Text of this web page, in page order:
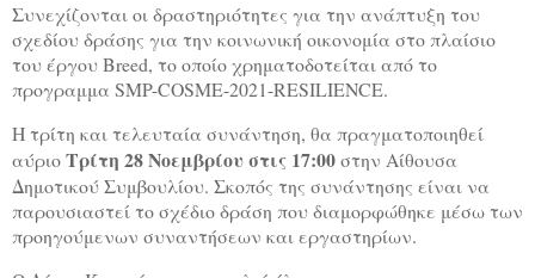
Συνεχίζονται οι δραστηριότητες για την ανάπτυξη του
σχεδίου δράσης για την κοινωνική οικονομία στο πλαίσιο
του έργου Breed, το οποίο χρηματοδοτείται από το
προγραμμα SMP-COSME-2021-RESILIENCE.
Η τρίτη και τελευταία συνάντηση, θα πραγματοποιηθεί
αύριοΤρίτη 28 Νοεμβρίου στις 17:00στην Αίθουσα
Δημοτικού Συμβουλίου. Σκοπός της συνάντησης είναι να
παρουσιαστεί το σχέδιο δράση που διαμορφώθηκε μέσω των
προηγούμενων συναντήσεων και εργαστηρίων.